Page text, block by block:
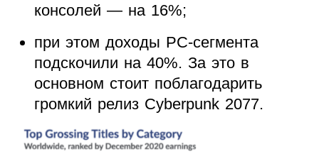
консолей — на 16%;
при этом доходы PC-сегмента
подскочили на 40%. За это в
основном стоит поблагодарить
громкий релиз Cyberpunk 2077.